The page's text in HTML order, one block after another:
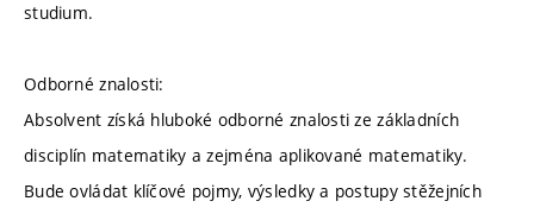
studium.
Odborné znalosti:
Absolvent získá hluboké odborné znalosti ze základních
disciplín matematiky a zejména aplikované matematiky.
Bude ovládat klíčové pojmy, výsledky a postupy stěžejních